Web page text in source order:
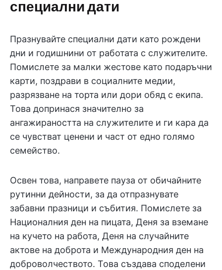
специални дати
Празнувайте специални дати като рождени
дни и годишнини от работата с служителите.
Помислете за малки жестове като подаръчни
карти, поздрави в социалните медии,
разрязване на торта или дори обяд с екипа.
Това допринася значително за
ангажираността на служителите и ги кара да
се чувстват ценени и част от едно голямо
семейство.
Освен това, направете пауза от обичайните
рутинни дейности, за да отпразнувате
забавни празници и събития. Помислете за
Националния ден на пицата, Деня за вземане
на кучето на работа, Деня на случайните
актове на доброта и Международния ден на
доброволчеството. Това създава споделени